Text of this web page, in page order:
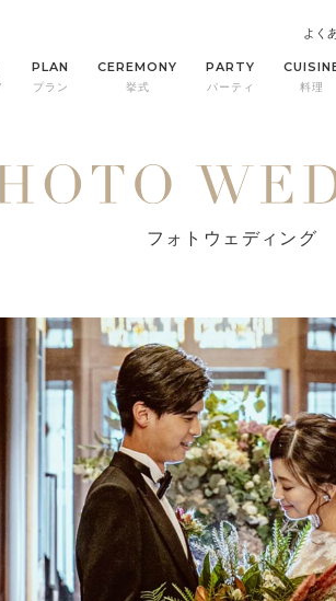
よく
PLAN
プラン
CEREMONY
挙式
PARTY
パーティ 料理
フォトウェディング